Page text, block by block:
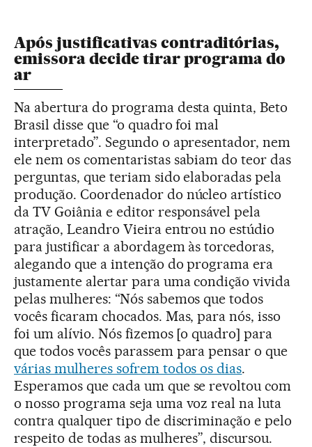
Após justificativas contraditórias,
emissora decide tirar programa do
ar
Na abertura do programa desta quinta, Beto
Brasil disse que “o quadro foi mal
interpretado”. Segundo o apresentador, nem
ele nem os comentaristas sabiam do teor das
perguntas, que teriam sido elaboradas pela
produção. Coordenador do núcleo artístico
da TV Goiânia e editor responsável pela
atração, Leandro Vieira entrou no estúdio
para justificar a abordagem às torcedoras,
alegando que a intenção do programa era
justamente alertar para uma condição vivida
pelas mulheres: “Nós sabemos que todos
vocês ficaram chocados. Mas, para nós, isso
foi um alívio. Nós fizemos [o quadro] para
que todos vocês parassem para pensar o que
várias mulheres sofrem todos os dias.
Esperamos que cada um que se revoltou com
o nosso programa seja uma voz real na luta
contra qualquer tipo de discriminação e pelo
respeito de todas as mulheres”, discursou.